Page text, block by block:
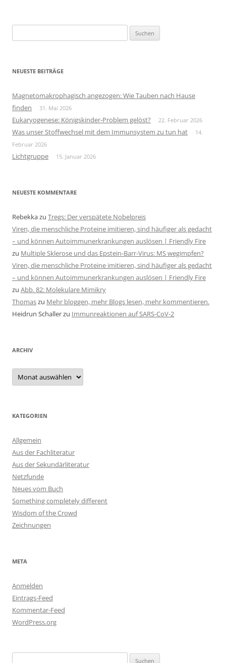
nach:
NEUESTE BEITRÄGE
Magnetomakrophagisch angezogen: Wie Tauben nach Hause
finden
31. Mai 2026
Eukaryogenese: Königskinder-Problem gelöst? 22. Februar 2026
Was unser Stoffwechsel mit dem Immunsystem zu tun hat
14.
Februar 2026
Lichtgruppe 15. Januar 2026
NEUESTE KOMMENTARE
Rebekkazu Tregs: Der verspätete Nobelpreis
Viren, die menschliche Proteine imitieren, sind häufiger als gedacht
– und können Autoimmunerkrankungen auslösen | Friendly Fire
zu Multiple Sklerose und das Epstein-Barr-Virus: MS wegimpfen?
Viren, die menschliche Proteine imitieren, sind häufiger als gedacht
– und können Autoimmunerkrankungen auslösen | Friendly Fire
zu Abb. 82: Molekulare Mimikry
Thomaszu Mehr bloggen, mehr Blogs lesen, mehr kommentieren.
Heidrun Schallerzu Immunreaktionen auf SARS-CoV-2
ARCHIV
Archiv
KATEGORIEN
Allgemein
Aus der Fachliteratur
Aus der Sekundärliteratur
Netzfunde
Neues vom Buch
Something completely different
Wisdom of the Crowd
Zeichnungen
META
Anmelden
Eintrags-Feed
Kommentar-Feed
WordPress.org